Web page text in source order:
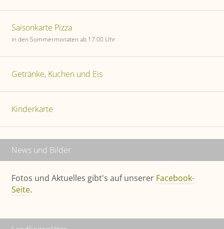
Saisonkarte Pizza
in den Sommermonaten ab 17:00 Uhr
Getränke, Kuchen und Eis
Kinderkarte
News und Bilder
Fotos und Aktuelles gibt's auf unserer Facebook-
Seite.